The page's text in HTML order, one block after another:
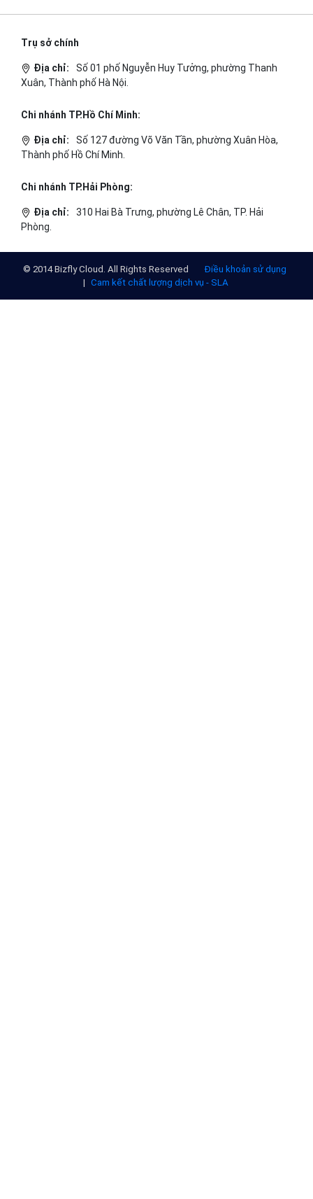
Trụ sở chính
Địa chỉ:
Số 01 phố Nguyễn Huy Tưởng, phường Thanh
Xuân, Thành phố Hà Nội.
Chi nhánh TP.Hồ Chí Minh:
Địa chỉ:
Số 127 đường Võ Văn Tần, phường Xuân Hòa,
Thành phố Hồ Chí Minh.
Chi nhánh TP.Hải Phòng:
Địa chỉ:
310 Hai Bà Trưng, phường Lê Chân, TP. Hải
Phòng.
© 2014 Bizfly Cloud. All Rights Reserved
Điều khoản sử dụng
| Cam kết chất lượng dịch vụ - SLA